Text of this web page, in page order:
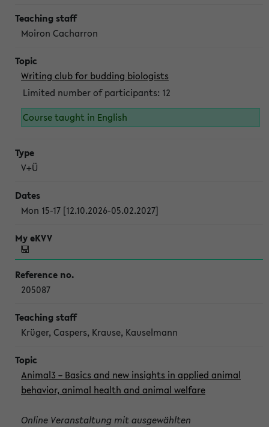
Moiron Cacharron
Writing club for budding biologists
Limited number of participants: 12
Course taught in English
V+Ü
Mon 15-17 [12.10.2026-05.02.2027]
205087
Krüger, Caspers, Krause, Kauselmann
Animal3 – Basics and new insights in applied animal
behavior, animal health and animal welfare
Online Veranstaltung mit ausgewählten